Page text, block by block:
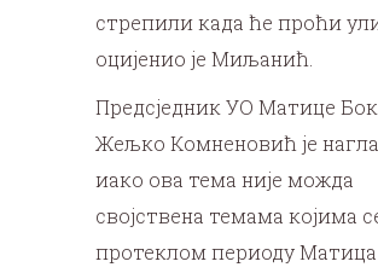
стрепили када ће проћи
оцијенио је Миљанић.
Предсједник УО Матице
Жељко Комненовић је
иако ова тема није можда
својствена темама којима
протеклом периоду